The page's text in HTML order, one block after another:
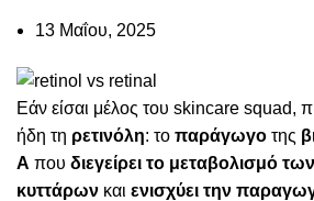
13 Μαΐου, 2025
Εάν είσαι μέλος του skincare squad,
ήδη τη ρετινόλη: το παράγωγο της
Α που διεγείρει το μεταβολισμό των
κυττάρων και ενισχύει την